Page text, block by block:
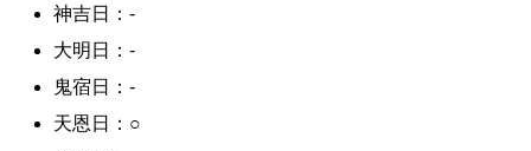
神吉日：-
大明日：-
鬼宿日：-
天恩日：○